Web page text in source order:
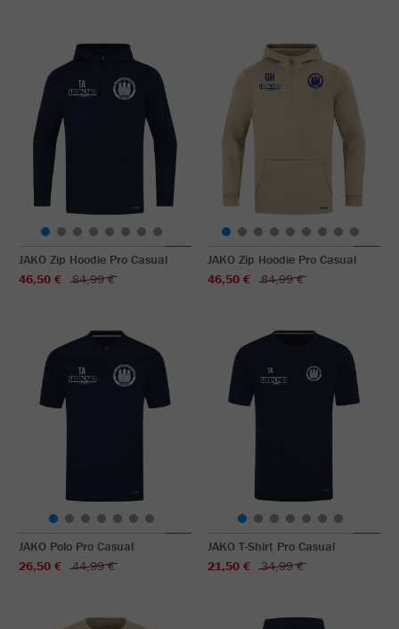
JAKO Zip Hoodie Pro Casual
46,50 €
84,99 €
JAKO Zip Hoodie Pro Casual
46,50 €
84,99 €
JAKO Polo Pro Casual
26,50 €
44,99 €
JAKO T-Shirt Pro Casual
21,50 €
34,99 €